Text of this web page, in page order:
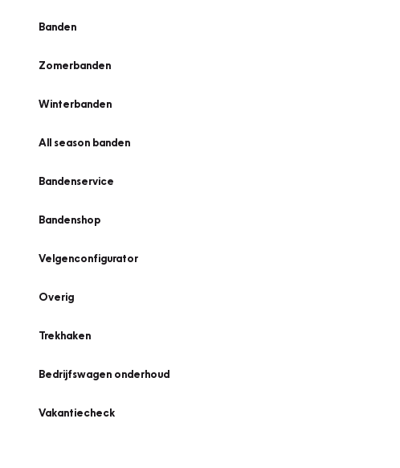
Banden
Zomerbanden
Winterbanden
All season banden
Bandenservice
Bandenshop
Velgenconfigurator
Overig
Trekhaken
Bedrijfswagen onderhoud
Vakantiecheck